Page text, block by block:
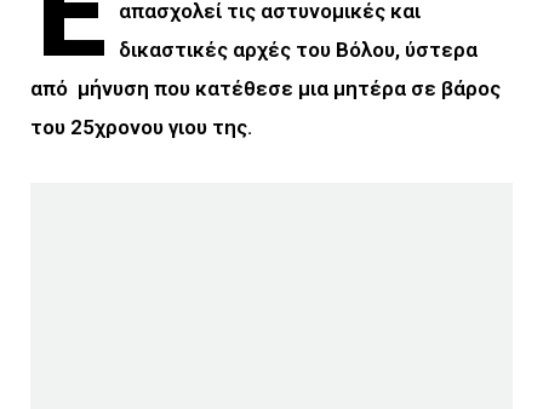
απασχολεί τις αστυνομικές και
δικαστικές αρχές του Βόλου, ύστερα
από μήνυση που κατέθεσε μια μητέρα σε βάρος
του 25χρονου γιου της.